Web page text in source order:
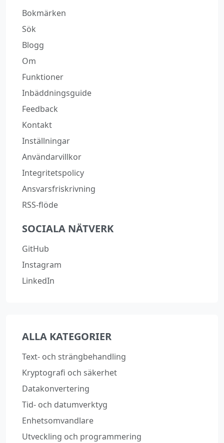
Bokmärken
Sök
Blogg
Om
Funktioner
Inbäddningsguide
Feedback
Kontakt
Inställningar
Användarvillkor
Integritetspolicy
Ansvarsfriskrivning
RSS-flöde
SOCIALA NÄTVERK
GitHub
Instagram
LinkedIn
ALLA KATEGORIER
Text‑ och strängbehandling
Kryptografi och säkerhet
Datakonvertering
Tid‑ och datumverktyg
Enhetsomvandlare
Utveckling och programmering